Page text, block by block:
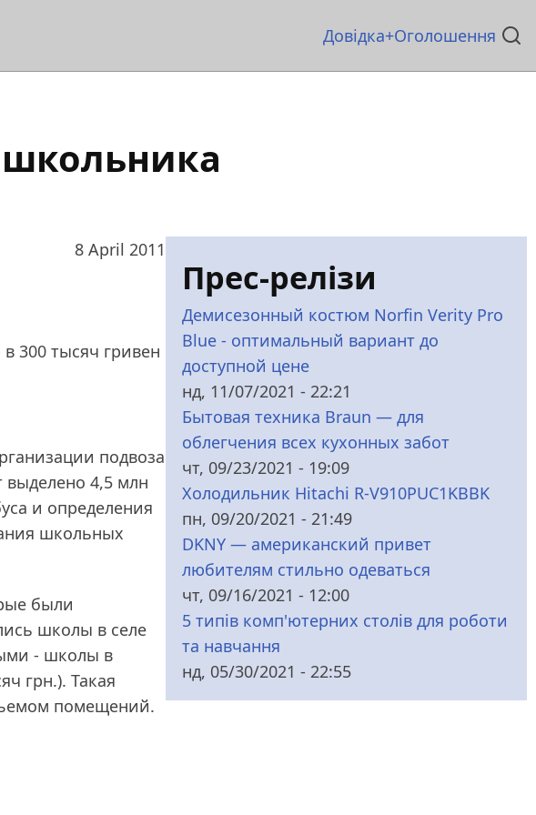
Основна
Довідка Оголошення
школьника
8 April 2011
300 тысяч гривен
подвоза
выделено 4,5 млн
и определения
школьных
были
школы в селе
- школы в
грн.). Такая
помещений.
Прес-релізи
Демисезонный костюм Norfin Verity Pro
Blue - оптимальный вариант до
доступной цене
нд, 11/07/2021 - 22:21
Бытовая техника Braun — для
облегчения всех кухонных забот
чт, 09/23/2021 - 19:09
Холодильник Hitachi R-V910PUC1KBBK
пн, 09/20/2021 - 21:49
DKNY — американский привет
любителям стильно одеваться
чт, 09/16/2021 - 12:00
5 типів комп'ютерних столів для роботи
та навчання
нд, 05/30/2021 - 22:55